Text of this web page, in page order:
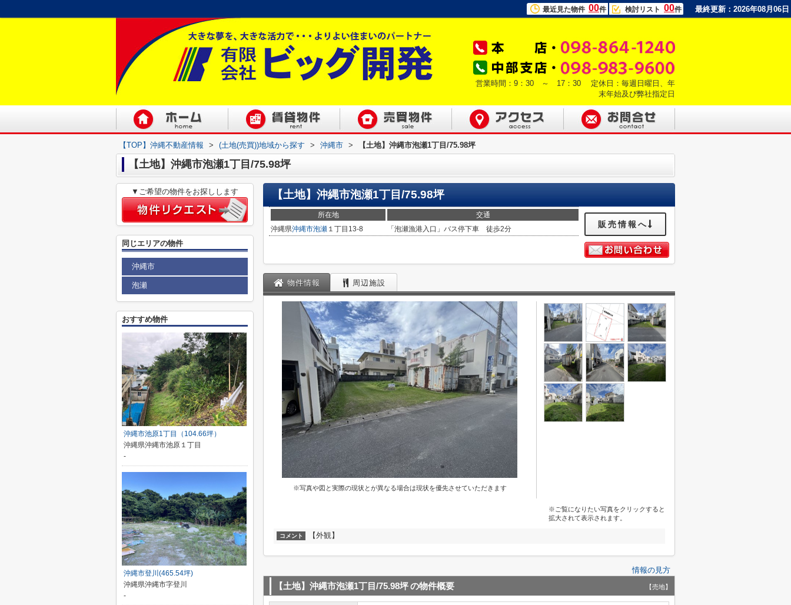
最近見た物件 00件 検討リスト 00件 最終更新：2026年08月06日
営業時間：9：30 ～ 17：30 定休日：毎週日曜日、年
末年始及び弊社指定日
【TOP】沖縄不動産情報 > (土地(売買))地域から探す > 沖縄市 > 【土地】沖縄市泡瀬1丁目/75.98坪
【土地】沖縄市泡瀬1丁目/75.98坪
【土地】沖縄市泡瀬1丁目/75.98坪
所在地
交通
沖縄県沖縄市泡瀬 １丁目13-8 「泡瀬漁港入口」バス停下車 徒歩2分 販売情報へ
物件情報 周辺施設
※写真や図と実際の現状とが異なる場合は現状を優先させていただきます
※ご覧になりたい写真をクリックすると
拡大されて表示されます。
コメント 【外観】
情報の見方
【土地】沖縄市泡瀬1丁目/75.98坪の物件概要 【売地】
▼ご希望の物件をお探しします
同じエリアの物件
沖縄市
泡瀬
おすすめ物件
沖縄市池原1丁目（104.66坪）
沖縄県沖縄市池原１丁目
-
沖縄市登川(465.54坪)
沖縄県沖縄市字登川
-